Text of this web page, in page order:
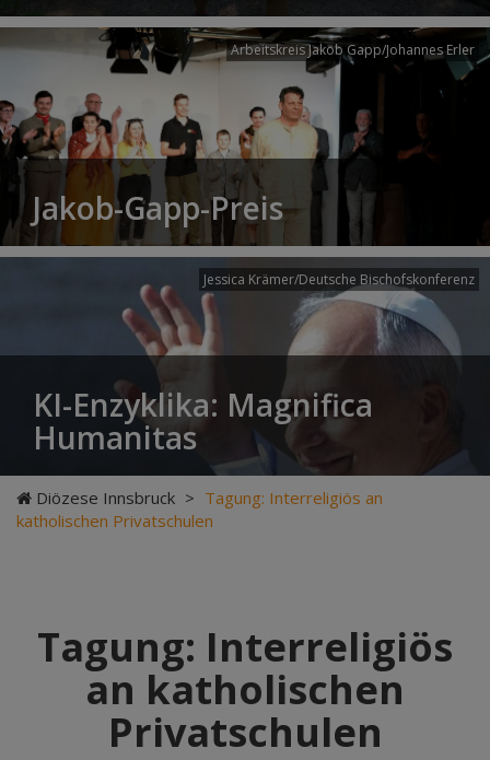
Arbeitskreis Jakob Gapp/Johannes Erler
Jakob-Gapp-Preis
Jessica Krämer/Deutsche Bischofskonferenz
KI-Enzyklika: Magnifica
Humanitas
Diözese Innsbruck > Tagung: Interreligiös an
katholischen Privatschulen
Tagung: Interreligiös
an katholischen
Privatschulen